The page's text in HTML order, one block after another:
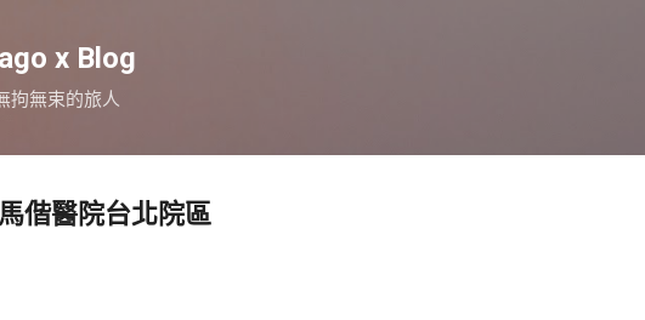
x Blog
拘無束的旅人
偕醫院台北院區